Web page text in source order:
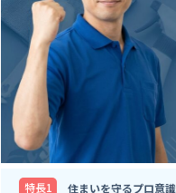
特⻑1
住まいを守るプロ意識